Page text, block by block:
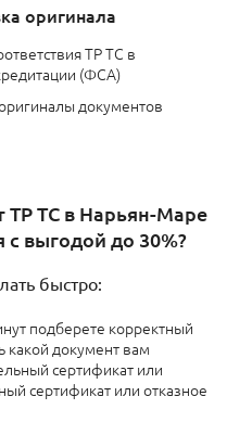
оригинала
ТР ТС в
(ФСА)
документов
ТР ТС в Нарьян-Маре
выгодой до 30%?
быстро:
подберете корректный
какой документ вам
сертификат или
сертификат или отказное